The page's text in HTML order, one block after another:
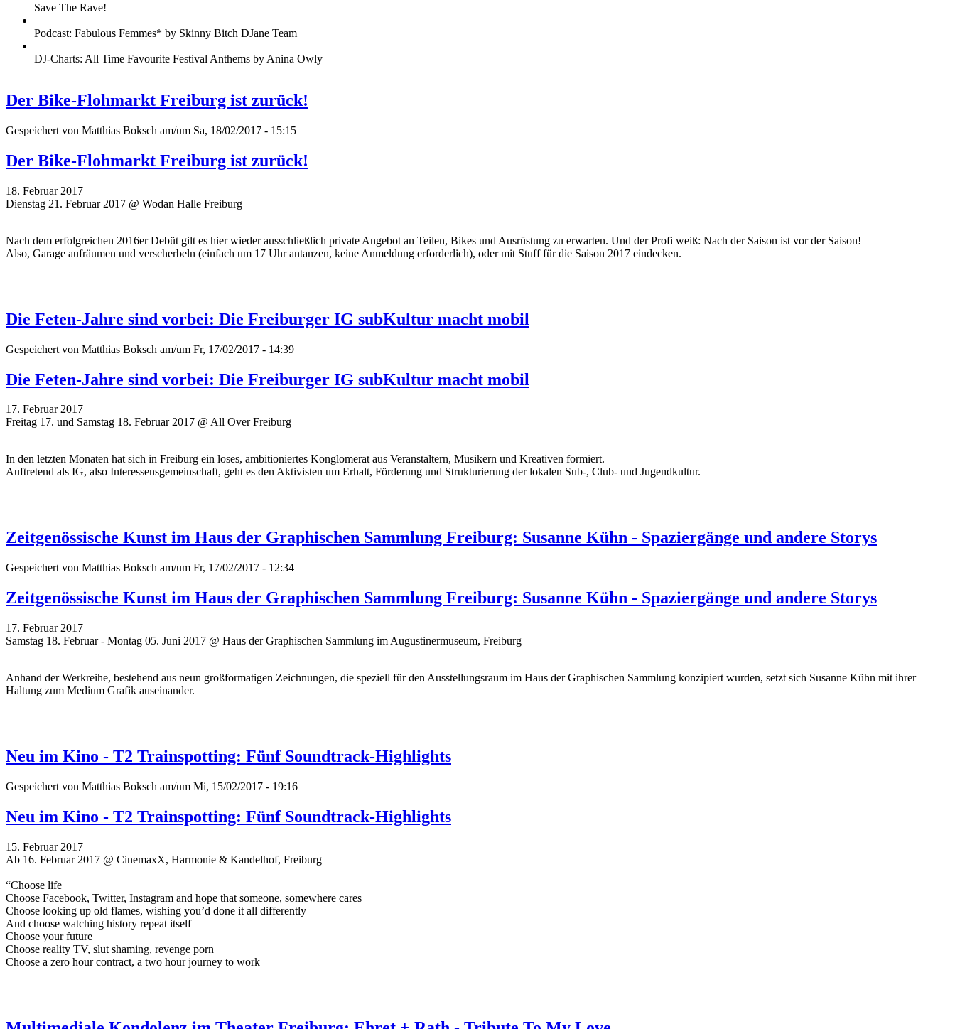
Save The Rave!
Podcast: Fabulous Femmes* by Skinny Bitch DJane Team
DJ-Charts: All Time Favourite Festival Anthems by Anina Owly
Der Bike-Flohmarkt Freiburg ist zurück!
Gespeichert von Matthias Boksch am/um Sa, 18/02/2017 - 15:15
Der Bike-Flohmarkt Freiburg ist zurück!
18. Februar 2017
Dienstag 21. Februar 2017 @ Wodan Halle Freiburg
Nach dem erfolgreichen 2016er Debüt gilt es hier wieder ausschließlich private Angebot an Teilen, Bikes und Ausrüstung zu erwarten. Und der Profi weiß: Nach der Saison ist vor der Saison!
Also, Garage aufräumen und verscherbeln (einfach um 17 Uhr antanzen, keine Anmeldung erforderlich), oder mit Stuff für die Saison 2017 eindecken.
Die Feten-Jahre sind vorbei: Die Freiburger IG subKultur macht mobil
Gespeichert von Matthias Boksch am/um Fr, 17/02/2017 - 14:39
Die Feten-Jahre sind vorbei: Die Freiburger IG subKultur macht mobil
17. Februar 2017
Freitag 17. und Samstag 18. Februar 2017 @ All Over Freiburg
In den letzten Monaten hat sich in Freiburg ein loses, ambitioniertes Konglomerat aus Veranstaltern, Musikern und Kreativen formiert.
Auftretend als IG, also Interessensgemeinschaft, geht es den Aktivisten um Erhalt, Förderung und Strukturierung der lokalen Sub-, Club- und Jugendkultur.
Zeitgenössische Kunst im Haus der Graphischen Sammlung Freiburg: Susanne Kühn - Spaziergänge und andere Storys
Gespeichert von Matthias Boksch am/um Fr, 17/02/2017 - 12:34
Zeitgenössische Kunst im Haus der Graphischen Sammlung Freiburg: Susanne Kühn - Spaziergänge und andere Storys
17. Februar 2017
Samstag 18. Februar - Montag 05. Juni 2017 @ Haus der Graphischen Sammlung im Augustinermuseum, Freiburg
Anhand der Werkreihe, bestehend aus neun großformatigen Zeichnungen, die speziell für den Ausstellungsraum im Haus der Graphischen Sammlung konzipiert wurden, setzt sich Susanne Kühn mit ihrer
Haltung zum Medium Grafik auseinander.
Neu im Kino - T2 Trainspotting: Fünf Soundtrack-Highlights
Gespeichert von Matthias Boksch am/um Mi, 15/02/2017 - 19:16
Neu im Kino - T2 Trainspotting: Fünf Soundtrack-Highlights
15. Februar 2017
Ab 16. Februar 2017 @ CinemaxX, Harmonie & Kandelhof, Freiburg
“Choose life
Choose Facebook, Twitter, Instagram and hope that someone, somewhere cares
Choose looking up old flames, wishing you’d done it all differently
And choose watching history repeat itself
Choose your future
Choose reality TV, slut shaming, revenge porn
Choose a zero hour contract, a two hour journey to work